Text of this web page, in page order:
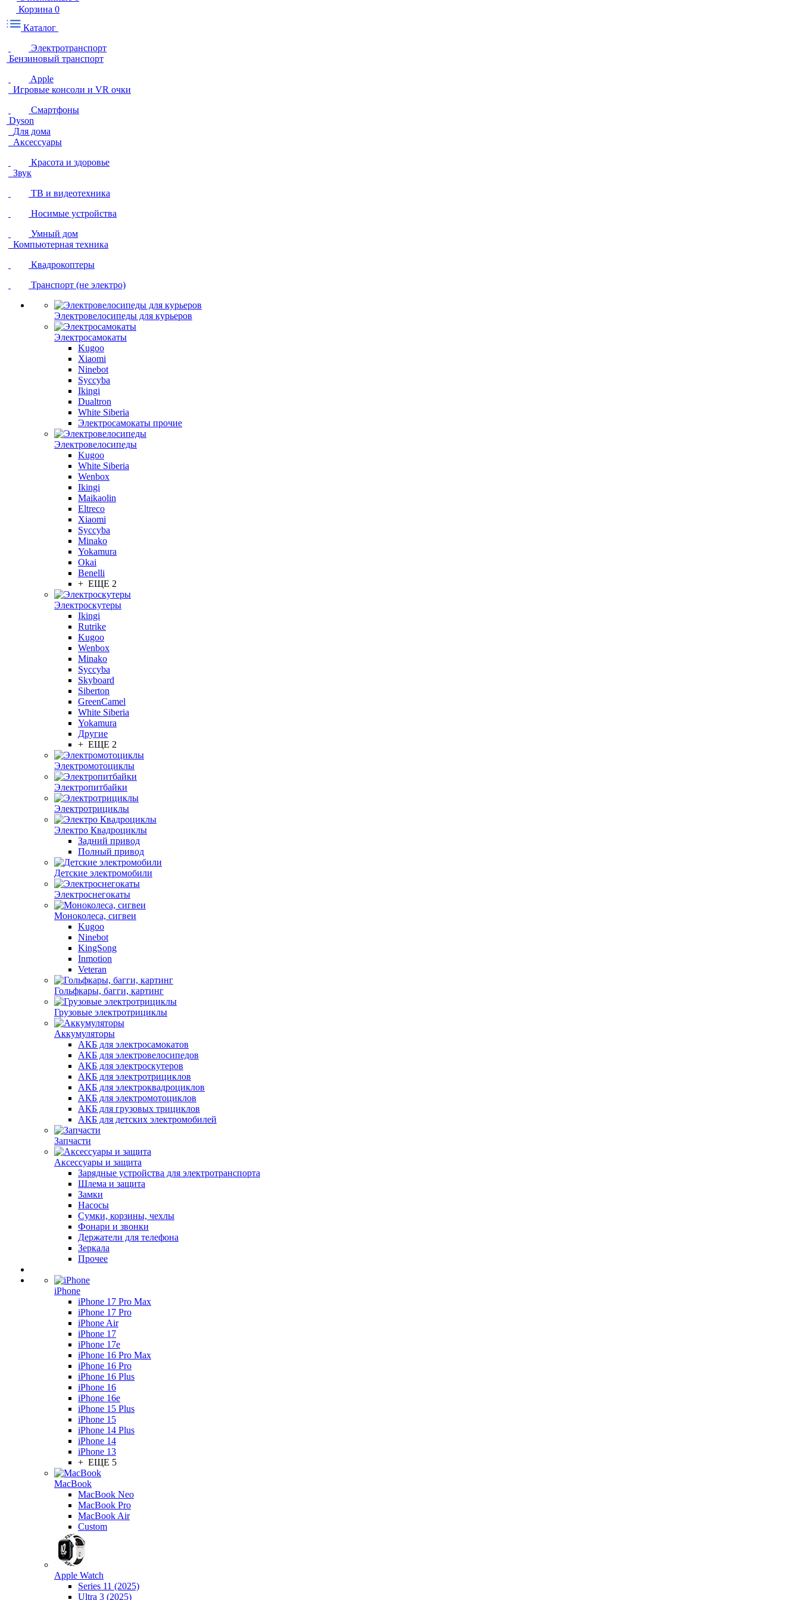
Корзина 0
Каталог
Электротранспорт
Бензиновый транспорт
Apple
Игровые консоли и VR очки
Смартфоны
Dyson
Для дома
Аксессуары
Красота и здоровье
Звук
ТВ и видеотехника
Носимые устройства
Умный дом
Компьютерная техника
Квадрокоптеры
Транспорт (не электро)
Электровелосипеды для курьеров
Электросамокаты
Kugoo
Xiaomi
Ninebot
Syccyba
Ikingi
Dualtron
White Siberia
Электросамокаты прочие
Электровелосипеды
Kugoo
White Siberia
Wenbox
Ikingi
Maikaolin
Eltreco
Xiaomi
Syccyba
Minako
Yokamura
Okai
Benelli
+ ЕЩЕ 2
Электроскутеры
Ikingi
Rutrike
Kugoo
Wenbox
Minako
Syccyba
Skyboard
Siberton
GreenCamel
White Siberia
Yokamura
Другие
+ ЕЩЕ 2
Электромотоциклы
Электропитбайки
Электротрициклы
Электро Квадроциклы
Задний привод
Полный привод
Детские электромобили
Электроснегокаты
Моноколеса, сигвеи
Kugoo
Ninebot
KingSong
Inmotion
Veteran
Гольфкары, багги, картинг
Грузовые электротрициклы
Аккумуляторы
АКБ для электросамокатов
АКБ для электровелосипедов
АКБ для электроскутеров
АКБ для электротрициклов
АКБ для электроквадроциклов
АКБ для электромотоциклов
АКБ для грузовых трициклов
АКБ для детских электромобилей
Запчасти
Аксессуары и защита
Зарядные устройства для электротранспорта
Шлема и защита
Замки
Насосы
Сумки, корзины, чехлы
Фонари и звонки
Держатели для телефона
Зеркала
Прочее
iPhone
iPhone 17 Pro Max
iPhone 17 Pro
iPhone Air
iPhone 17
iPhone 17e
iPhone 16 Pro Max
iPhone 16 Pro
iPhone 16 Plus
iPhone 16
iPhone 16e
iPhone 15 Plus
iPhone 15
iPhone 14 Plus
iPhone 14
iPhone 13
+ ЕЩЕ 5
MacBook
MacBook Neo
MacBook Pro
MacBook Air
Custom
Apple Watch
Series 11 (2025)
Ultra 3 (2025)